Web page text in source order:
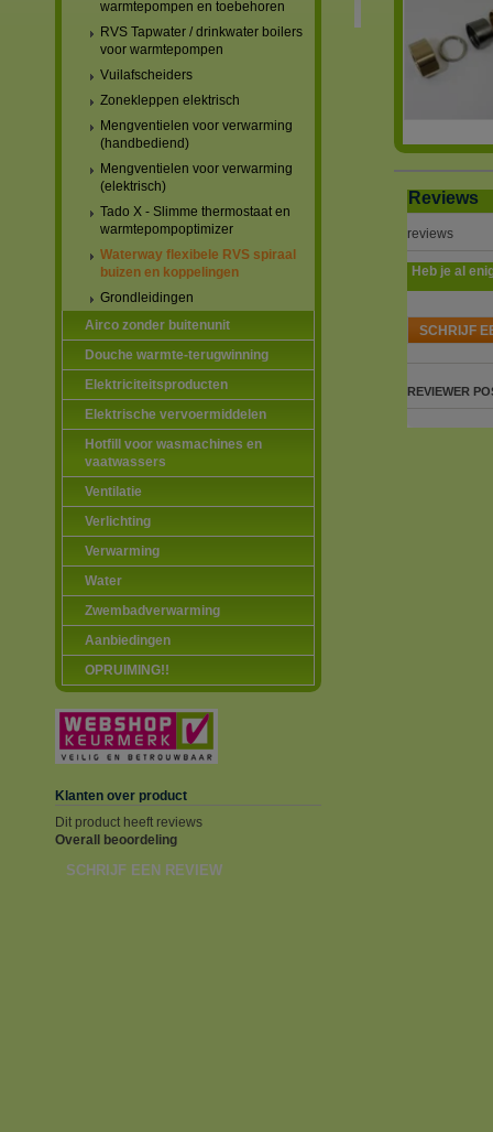
warmtepompen en toebehoren
RVS Tapwater / drinkwater boilers
voor warmtepompen
Vuilafscheiders
Zonekleppen elektrisch
Mengventielen voor verwarming
(handbediend)
Mengventielen voor verwarming
(elektrisch)
Tado X - Slimme thermostaat en
warmtepompoptimizer
Waterway flexibele RVS spiraal
buizen en koppelingen
Grondleidingen
Airco zonder buitenunit
Douche warmte-terugwinning
Elektriciteitsproducten
Elektrische vervoermiddelen
Hotfill voor wasmachines en
vaatwassers
Ventilatie
Verlichting
Verwarming
Water
Zwembadverwarming
Aanbiedingen
OPRUIMING!!
Klanten over product
Dit product heeft reviews
Overall beoordeling
SCHRIJF EEN REVIEW
Reviews
reviews
Heb je al
SCHRIJF
REVIEWER